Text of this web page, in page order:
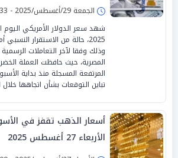
الجمعة 29/أغسطس/2025 - 12:33 ص
2025، حالة من الاستقرار
وذلك وفقا لآخر التعاملات
المصرية، حيث حافظت العملة
المرتفعة المسجلة منذ بداية
تباين التوقعات بشأن اتجاهها خلال
أسعار الذهب تقفز في
الأربعاء 27 أغسطس 2025